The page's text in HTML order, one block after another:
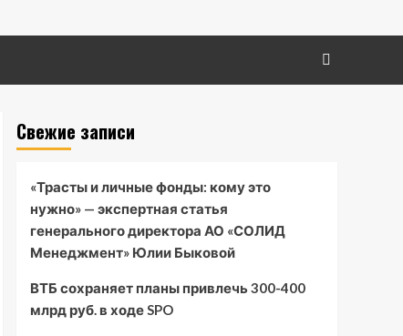
Свежие записи
«Трасты и личные фонды: кому это
нужно» — экспертная статья
генерального директора АО «СОЛИД
Менеджмент» Юлии Быковой
ВТБ сохраняет планы привлечь 300-400
млрд руб. в ходе SPO